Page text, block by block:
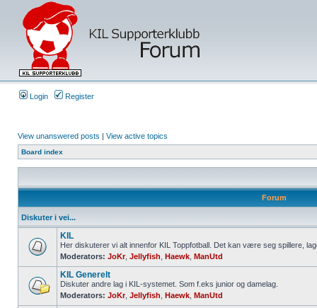
Login Register
View unanswered posts | View active topics
Board index
Forum
Diskuter i vei...
KIL
Her diskuterer vi alt innenfor KIL Toppfotball. Det kan være seg spillere,
Moderators: JoKr, Jellyfish Haewk ManUtd
KIL Generelt
Diskuter andre lag i KIL-systemet. Som f.eks junior og damelag.
Moderators: JoKr, Jellyfish Haewk ManUtd